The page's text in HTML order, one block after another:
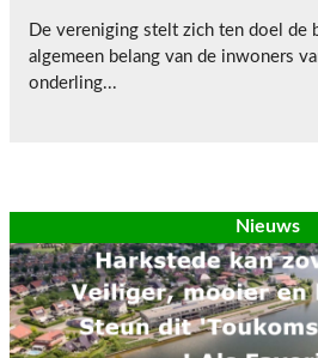
Nieuws
De vereniging stelt zich ten doel de
algemeen belang van de inwoners
onderling...